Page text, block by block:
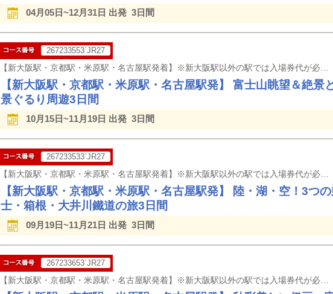
04月05日~12月31日 出発 3日間
267233553`JR27
【新大阪駅・京都駅・米原駅・名古屋駅発】 富士山眺望＆絶景
景ぐるり周遊3日間
10月15日~11月19日 出発 3日間
267233533`JR27
【新大阪駅・京都駅・米原駅・名古屋駅発】 陸・湖・空！3つ
士・箱根・大井川鐵道の旅3日間
09月19日~11月21日 出発 3日間
267233653`JR27